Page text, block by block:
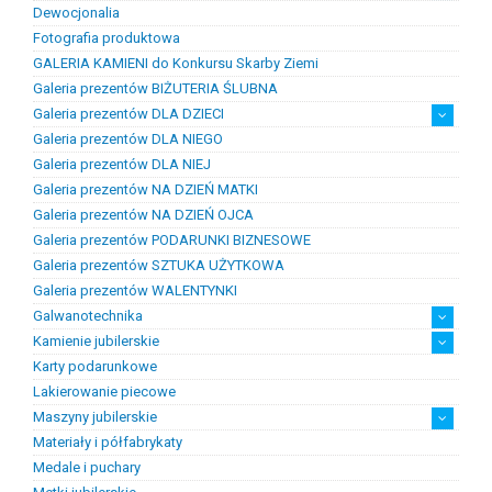
Figurki
Lampy i plafony
Świeczniki
Dewocjonalia
Fotografia produktowa
GALERIA KAMIENI do Konkursu Skarby Ziemi
Galeria prezentów BIŻUTERIA ŚLUBNA
Galeria prezentów DLA DZIECI
Prezenty na chrzest i narodziny dzieci
Prezenty na komunię
Galeria prezentów DLA NIEGO
Galeria prezentów DLA NIEJ
Galeria prezentów NA DZIEŃ MATKI
Galeria prezentów NA DZIEŃ OJCA
Galeria prezentów PODARUNKI BIZNESOWE
Galeria prezentów SZTUKA UŻYTKOWA
Galeria prezentów WALENTYNKI
Galwanotechnika
kąpiele
osprzęt
Kamienie jubilerskie
Bursztyn
Kamienie jubilersko-ozdobne
Kamienie syntetyczne
Kamienie szlachetne
Karty podarunkowe
Lakierowanie piecowe
Maszyny jubilerskie
diamenciarki, tokarki itp
inne
linia odlewnicza
maszyny do bursztynu
myjki ultradżwiękowe
polerowanie, szlifowanie
silniki jubilerskie
walcarki, prasy itp
Materiały i półfabrykaty
Medale i puchary